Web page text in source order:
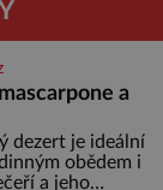
a
dezert je ideální
obědem i
a jeho